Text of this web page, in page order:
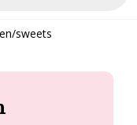
sweets